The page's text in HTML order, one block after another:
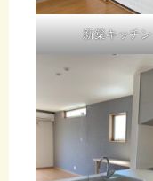
新築キッチン